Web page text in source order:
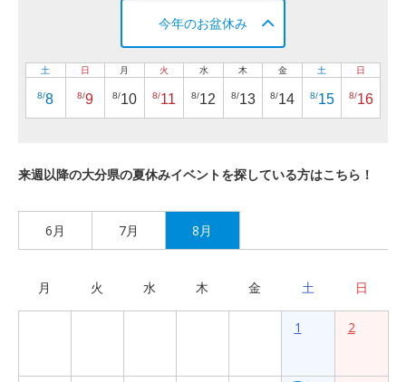
今年のお盆休み
土
8/8
日
8/9
月
8/10
火
8/11
水
8/12
木
8/13
金
8/14
土
8/15
日
8/16
来週以降の大分県の夏休みイベントを探している方はこちら！
6月 7月 8月
月 火 水 木 金 土 日
1 2